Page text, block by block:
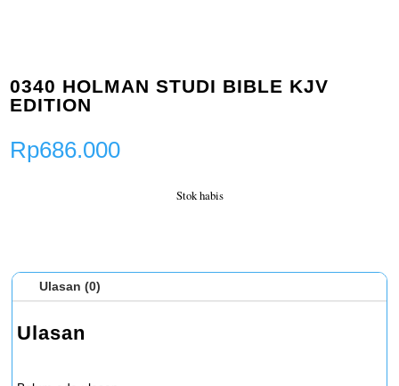
0340 HOLMAN STUDI BIBLE KJV
EDITION
Rp686.000
Stok habis
Ulasan (0)
Ulasan